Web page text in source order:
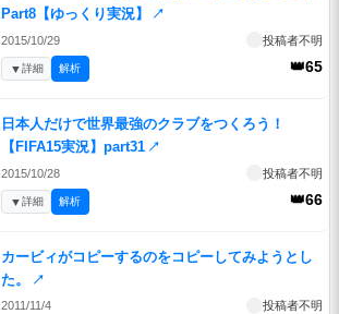
Part8【ゆっくり実況】
↗
2015/10/29 投稿者不明
👑65
▼詳細 解析
日本人だけで世界最強のクラブをつくろう！
【FIFA15実況】part31 ↗
2015/10/28 投稿者不明
👑66
▼詳細 解析
カービィがコピーするのをコピーしてみようとし
た。
↗
2011/11/4 投稿者不明